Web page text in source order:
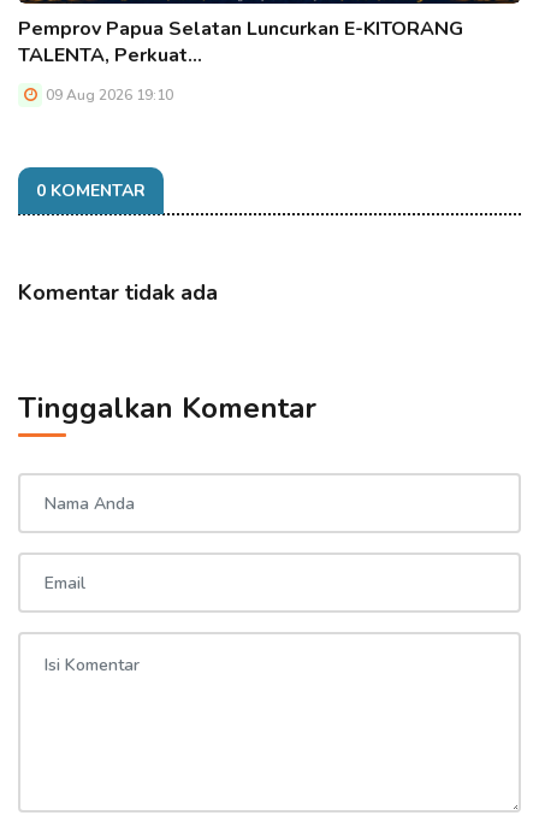
Pemprov Papua Selatan Luncurkan E-KITORANG
TALENTA, Perkuat…
09 Aug 2026 19:10
0 KOMENTAR
Komentar tidak ada
Tinggalkan Komentar